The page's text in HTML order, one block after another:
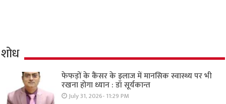
शोध
फेफड़ों के कैंसर के इलाज में मानसिक स्वास्थ्य पर भी
रखना होगा ध्यान : डॉ सूर्यकान्त
July 31, 2026- 11:29 PM